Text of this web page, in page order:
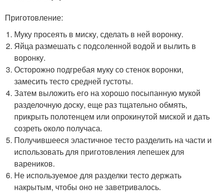
Приготовление:
Муку просеять в миску, сделать в ней воронку.
Яйца размешать с подсоленной водой и вылить в
воронку.
Осторожно подгребая муку со стенок воронки,
замесить тесто средней густоты.
Затем выложить его на хорошо посыпанную мукой
разделочную доску, еще раз тщательно обмять,
прикрыть полотенцем или опрокинутой миской и дать
созреть около получаса.
Получившееся эластичное тесто разделить на части и
использовать для приготовления лепешек для
вареников.
Не используемое для разделки тесто держать
накрытым, чтобы оно не заветривалось.